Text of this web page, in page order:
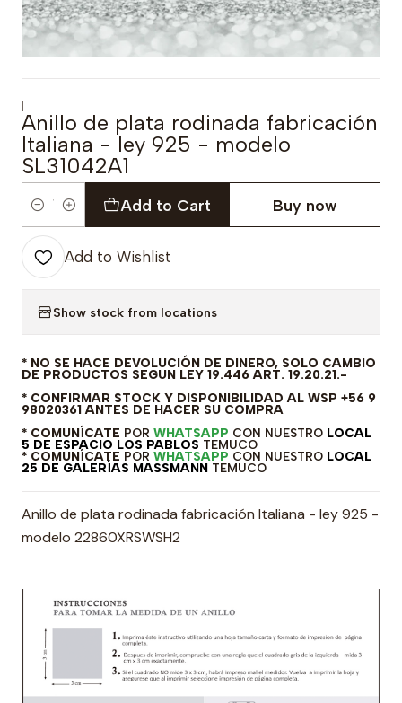
|
Anillo de plata rodinada fabricación
Italiana - ley 925 - modelo
SL31042A1
Quantity
Add to Cart Buy now
Add to Wishlist
Show stock from locations
* NO SE HACE DEVOLUCIÓN DE DINERO, SOLO CAMBIO
DE PRODUCTOS SEGUN LEY 19.446 ART. 19.20.21.-
* CONFIRMAR STOCK Y DISPONIBILIDAD AL WSP +56 9
98020361 ANTES DE HACER SU COMPRA
* COMUNÍCATE POR WHATSAPP CON NUESTRO LOCAL
5 DE ESPACIO LOS PABLOS TEMUCO
* COMUNÍCATE POR WHATSAPP CON NUESTRO LOCAL
25 DE GALERÍAS MASSMANN TEMUCO
Anillo de plata rodinada fabricación Italiana - ley 925 -
modelo 22860XRSWSH2